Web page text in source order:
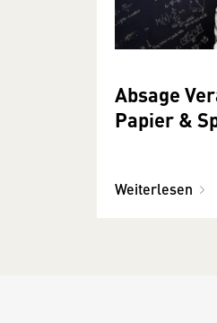
Absage
Papier &
Weiterlesen